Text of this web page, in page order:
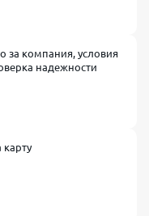
за компания, условия
надежности
карту